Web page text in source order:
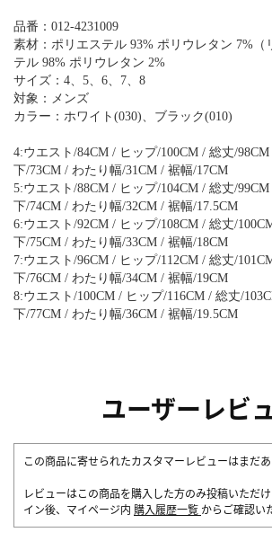
品番：012-4231009
素材：ポリエステル 93% ポリウレタン 7%（
テル 98% ポリウレタン 2%
サイズ：4、5、6、7、8
対象：メンズ
カラー：ホワイト(030)、ブラック(010)
4:ウエスト/84CM / ヒップ/100CM / 総丈/
下/73CM / わたり幅/31CM / 裾幅/17CM
5:ウエスト/88CM / ヒップ/104CM / 総丈/
下/74CM / わたり幅/32CM / 裾幅/17.5CM
6:ウエスト/92CM / ヒップ/108CM / 総丈/
下/75CM / わたり幅/33CM / 裾幅/18CM
7:ウエスト/96CM / ヒップ/112CM / 総丈/
下/76CM / わたり幅/34CM / 裾幅/19CM
8:ウエスト/100CM / ヒップ/116CM / 総丈/
下/77CM / わたり幅/36CM / 裾幅/19.5CM
ユーザーレビ
この商品に寄せられたカスタマーレビューはまだあ
レビューはこの商品を購入した方のみ投稿いただ
イン後、マイページ内 購入履歴一覧 からご確認い